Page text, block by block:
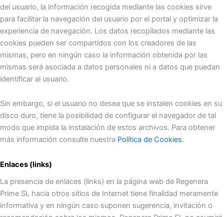
del usuario, la información recogida mediante las cookies sirve
para facilitar la navegación del usuario por el portal y optimizar la
experiencia de navegación. Los datos recopilados mediante las
cookies pueden ser compartidos con los creadores de las
mismas, pero en ningún caso la información obtenida por las
mismas será asociada a datos personales ni a datos que puedan
identificar al usuario.
Sin embargo, si el usuario no desea que se instalen cookies en su
disco duro, tiene la posibilidad de configurar el navegador de tal
modo que impida la instalación de estos archivos. Para obtener
más información consulte nuestra Política de Cookies.
Enlaces (links)
La presencia de enlaces (links) en la página web de Regenera
Prime SL hacia otros sitios de Internet tiene finalidad meramente
informativa y en ningún caso suponen sugerencia, invitación o